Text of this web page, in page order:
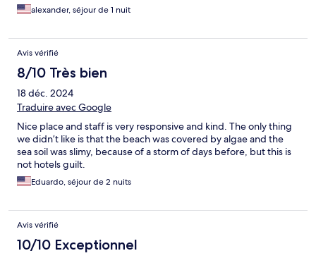
alexander, séjour de 1 nuit
Avis vérifié
8/10 Très bien
18 déc. 2024
Traduire avec Google
Nice place and staff is very responsive and kind. The only thing
we didn’t like is that the beach was covered by algae and the
sea soil was slimy, because of a storm of days before, but this is
not hotels guilt.
Eduardo, séjour de 2 nuits
Avis vérifié
10/10 Exceptionnel